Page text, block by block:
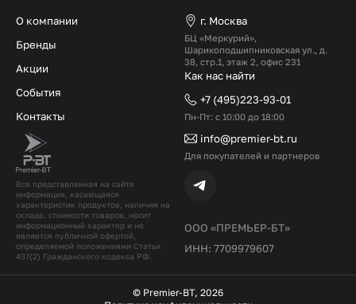
Вся представленная на сайте
информация, касающаяся
характеристик продуктов, наличия на
складе, стоимости товаров, носит
информационный характер и не
является публичной офертой,
определяемой положениями Статьи
437(2) Гражданского кодекcа РФ.
ООО «ПРЕМЬЕР-БТ»
ИНН: 7709979607
О компании
Бренды
Акции
События
Контакты
г. Москва
БЦ «Меркурий»,
Шарикоподшипниковская ул., д.
38, стр.1, этаж 2, офис 231
Как нас найти
+7 (495)223-93-01
Пн-Пт: с 10:00 до 18:00
info@premier-bt.ru
Для покупателей и партнеров
© Premier-BT, 2026